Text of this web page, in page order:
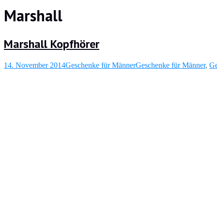
Marshall
Marshall Kopfhörer
14. November 2014Geschenke für MännerGeschenke für Männer,